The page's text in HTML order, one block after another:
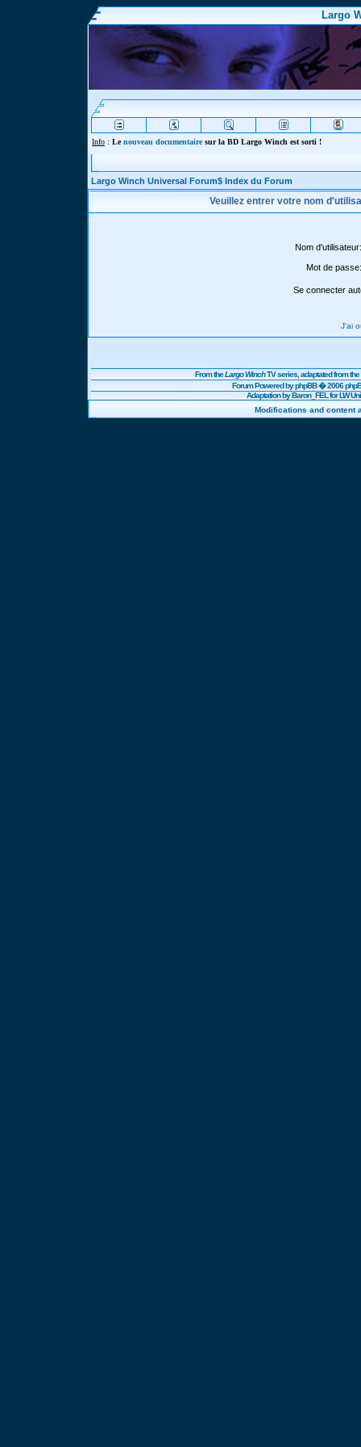
Largo
Info : Lenouveau documentairesur la BD Largo Winch est sorti !
Largo Winch Universal Forum$ Index du Forum
Veuillez entrer votre nom
Nom d'utilisateur:
Mot de passe:
Se connecter
J'ai
From theLargo WinchTV series, adaptated from
Forum Powered byphpBB� 2006
Adaptation by Baron_FEL for LW
Modifications and content